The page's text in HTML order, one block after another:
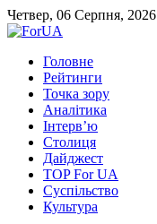
Четвер, 06 Серпня, 2026
Головне
Рейтинги
Точка зору
Аналітика
Інтерв’ю
Столиця
Дайджест
TOP For UA
Суспiльство
Культура